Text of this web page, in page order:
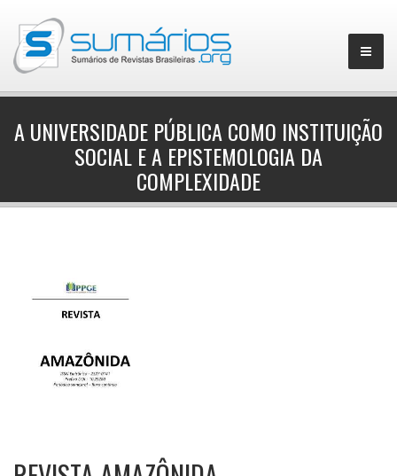
A UNIVERSIDADE PÚBLICA COMO INSTITUIÇÃO
SOCIAL E A EPISTEMOLOGIA DA
COMPLEXIDADE